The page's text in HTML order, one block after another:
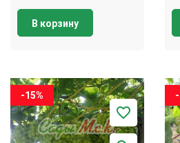
В корзину
-15%